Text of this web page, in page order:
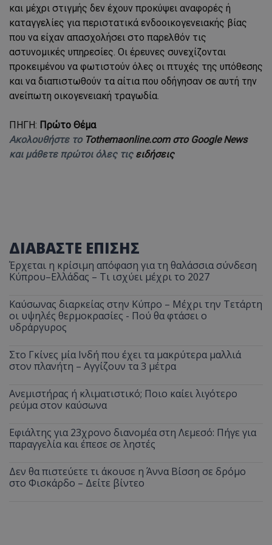
και μέχρι στιγμής δεν έχουν προκύψει αναφορές ή
καταγγελίες για περιστατικά ενδοοικογενειακής βίας
που να είχαν απασχολήσει στο παρελθόν τις
αστυνομικές υπηρεσίες. Οι έρευνες συνεχίζονται
προκειμένου να φωτιστούν όλες οι πτυχές της υπόθεσης
και να διαπιστωθούν τα αίτια που οδήγησαν σε αυτή την
ανείπωτη οικογενειακή τραγωδία.
ΠΗΓΗ: Πρώτο Θέμα
Ακολουθήστε το Tothemaonline.com στο Google News
και μάθετε πρώτοι όλες τις ειδήσεις
ΔΙΑΒΑΣΤΕ ΕΠΙΣΗΣ
Έρχεται η κρίσιμη απόφαση για τη θαλάσσια σύνδεση
Κύπρου–Ελλάδας – Τι ισχύει μέχρι το 2027
Καύσωνας διαρκείας στην Κύπρο – Μέχρι την Τετάρτη
οι υψηλές θερμοκρασίες - Πού θα φτάσει ο
υδράργυρος
Στο Γκίνες μία Ινδή που έχει τα μακρύτερα μαλλιά
στον πλανήτη – Αγγίζουν τα 3 μέτρα
Ανεμιστήρας ή κλιματιστικό; Ποιο καίει λιγότερο
ρεύμα στον καύσωνα
Εφιάλτης για 23χρονο διανομέα στη Λεμεσό: Πήγε για
παραγγελία και έπεσε σε ληστές
Δεν θα πιστεύετε τι άκουσε η Άννα Βίσση σε δρόμο
στο Φισκάρδο – Δείτε βίντεο